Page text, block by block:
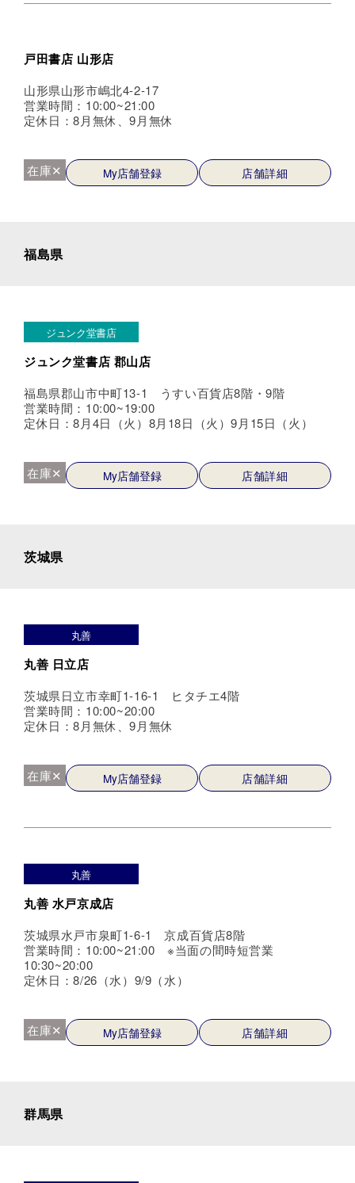
戸田書店 山形店
山形県山形市嶋北4-2-17
営業時間：10:00~21:00
定休日：8月無休、9月無休
在庫✕ My店舗登録 店舗詳細
福島県
ジュンク堂書店
ジュンク堂書店 郡山店
福島県郡山市中町13-1 うすい百貨店8階・9階
営業時間：10:00~19:00
定休日：8月4日（火）8月18日（火）9月15日（火）
在庫✕ My店舗登録 店舗詳細
茨城県
丸善
丸善 日立店
茨城県日立市幸町1-16-1 ヒタチエ4階
営業時間：10:00~20:00
定休日：8月無休、9月無休
在庫✕ My店舗登録 店舗詳細
丸善
丸善 水戸京成店
茨城県水戸市泉町1-6-1 京成百貨店8階
営業時間：10:00~21:00 ※当面の間時短営業
10:30~20:00
定休日：8/26（水）9/9（水）
在庫✕ My店舗登録 店舗詳細
群馬県